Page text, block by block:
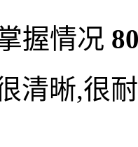
握情况
清晰,很